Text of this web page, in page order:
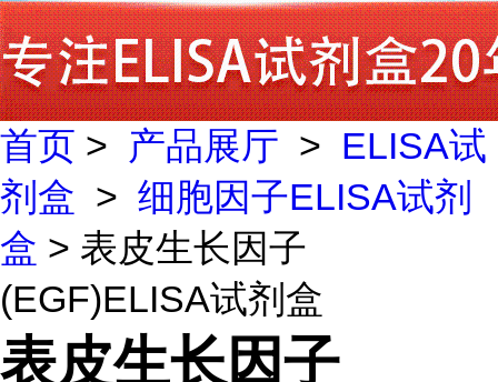
首页 > 产品展厅 > ELISA试
剂盒 > 细胞因子ELISA试剂
盒 > 表皮生长因子
(EGF)ELISA试剂盒
表皮生长因子